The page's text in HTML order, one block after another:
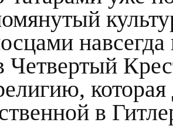
Четвертый
в